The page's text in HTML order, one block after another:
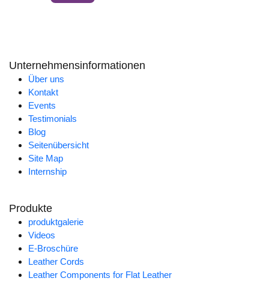
Unternehmensinformationen
Über uns
Kontakt
Events
Testimonials
Blog
Seitenübersicht
Site Map
Internship
Produkte
produktgalerie
Videos
E-Broschüre
Leather Cords
Leather Components for Flat Leather